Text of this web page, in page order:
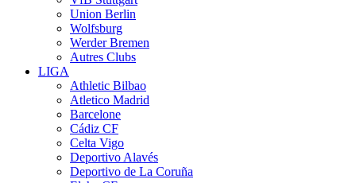
Union Berlin
Wolfsburg
Werder Bremen
Autres Clubs
LIGA
Athletic Bilbao
Atletico Madrid
Barcelone
Cádiz CF
Celta Vigo
Deportivo Alavés
Deportivo de La Coruña